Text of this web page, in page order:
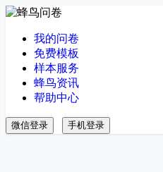
我的问卷
免费模板
样本服务
蜂鸟资讯
帮助中心
微信登录 手机登录